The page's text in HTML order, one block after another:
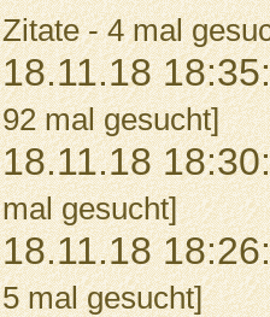
Zitate - 4 mal
18.11.18
92 mal gesucht]
18.11.18
mal gesucht]
18.11.18
5 mal gesucht]